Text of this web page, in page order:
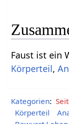
Faust‏‎
Körperteil,
Kategorien:
Körperteil